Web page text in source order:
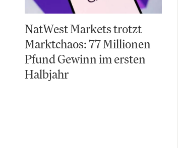
NatWest Markets trotzt
Marktchaos: 77 Millionen
Pfund Gewinn im ersten
Halbjahr